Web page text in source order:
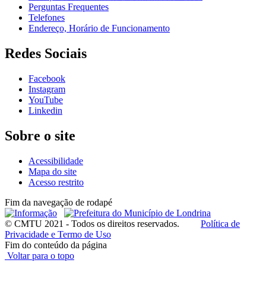
Perguntas Frequentes
Telefones
Endereço, Horário de Funcionamento
Redes Sociais
Facebook
Instagram
YouTube
Linkedin
Sobre o site
Acessibilidade
Mapa do site
Acesso restrito
Fim da navegação de rodapé
© CMTU 2021 - Todos os direitos reservados. Política de
Privacidade e Termo de Uso
Fim do conteúdo da página
Voltar para o topo